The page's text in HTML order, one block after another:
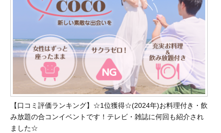
【口コミ評価ランキング】☆1位獲得☆(2024年)お料理付き・飲
み放題の合コンイベントです！ テレビ・雑誌に何回も紹介され
ました☆